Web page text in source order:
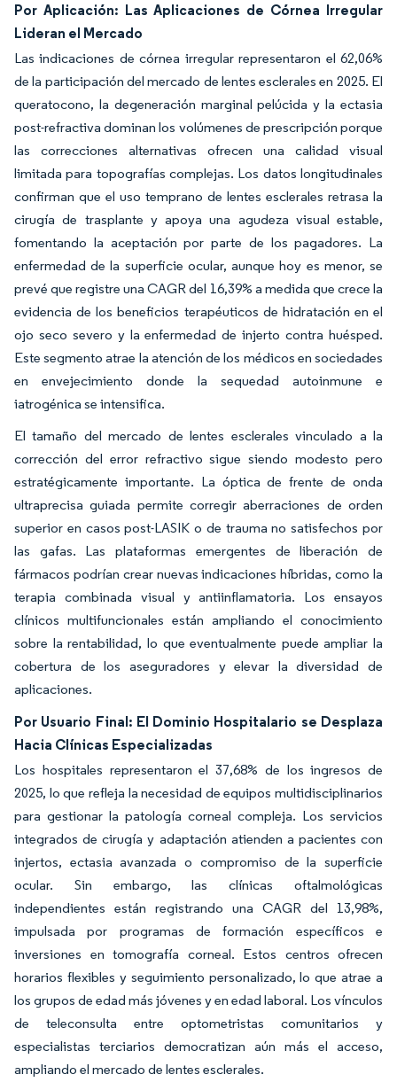
Por Aplicación: Las Aplicaciones de Córnea Irregular
Lideran el Mercado
Las indicaciones de córnea irregular representaron el 62,06%
de la participación del mercado de lentes esclerales en 2025. El
queratocono, la degeneración marginal pelúcida y la ectasia
post-refractiva dominan los volúmenes de prescripción porque
las correcciones alternativas ofrecen una calidad visual
limitada para topografías complejas. Los datos longitudinales
confirman que el uso temprano de lentes esclerales retrasa la
cirugía de trasplante y apoya una agudeza visual estable,
fomentando la aceptación por parte de los pagadores. La
enfermedad de la superficie ocular, aunque hoy es menor, se
prevé que registre una CAGR del 16,39% a medida que crece la
evidencia de los beneficios terapéuticos de hidratación en el
ojo seco severo y la enfermedad de injerto contra huésped.
Este segmento atrae la atención de los médicos en sociedades
en envejecimiento donde la sequedad autoinmune e
iatrogénica se intensifica.
El tamaño del mercado de lentes esclerales vinculado a la
corrección del error refractivo sigue siendo modesto pero
estratégicamente importante. La óptica de frente de onda
ultraprecisa guiada permite corregir aberraciones de orden
superior en casos post-LASIK o de trauma no satisfechos por
las gafas. Las plataformas emergentes de liberación de
fármacos podrían crear nuevas indicaciones híbridas, como la
terapia combinada visual y antiinflamatoria. Los ensayos
clínicos multifuncionales están ampliando el conocimiento
sobre la rentabilidad, lo que eventualmente puede ampliar la
cobertura de los aseguradores y elevar la diversidad de
aplicaciones.
Por Usuario Final: El Dominio Hospitalario se Desplaza
Hacia Clínicas Especializadas
Los hospitales representaron el 37,68% de los ingresos de
2025, lo que refleja la necesidad de equipos multidisciplinarios
para gestionar la patología corneal compleja. Los servicios
integrados de cirugía y adaptación atienden a pacientes con
injertos, ectasia avanzada o compromiso de la superficie
ocular. Sin embargo, las clínicas oftalmológicas
independientes están registrando una CAGR del 13,98%,
impulsada por programas de formación específicos e
inversiones en tomografía corneal. Estos centros ofrecen
horarios flexibles y seguimiento personalizado, lo que atrae a
los grupos de edad más jóvenes y en edad laboral. Los vínculos
de teleconsulta entre optometristas comunitarios y
especialistas terciarios democratizan aún más el acceso,
ampliando el mercado de lentes esclerales.